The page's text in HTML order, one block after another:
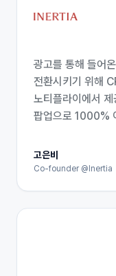
광고를 통해 들어
전환시키기 위해
노티플라이에서
팝업으로 1000%
고은비
Co-founder @Inertia